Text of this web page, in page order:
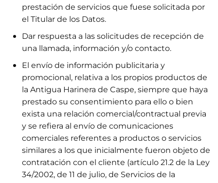
prestación de servicios que fuese solicitada por
el Titular de los Datos.
Dar respuesta a las solicitudes de recepción de
una llamada, información y/o contacto.
El envío de información publicitaria y
promocional, relativa a los propios productos de
la Antigua Harinera de Caspe, siempre que haya
prestado su consentimiento para ello o bien
exista una relación comercial/contractual previa
y se refiera al envío de comunicaciones
comerciales referentes a productos o servicios
similares a los que inicialmente fueron objeto de
contratación con el cliente (artículo 21.2 de la Ley
34/2002, de 11 de julio, de Servicios de la